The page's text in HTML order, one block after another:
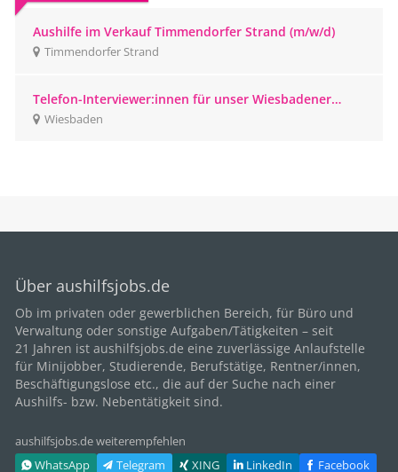
Aushilfe im Verkauf Timmendorfer Strand (m/w/d)
Timmendorfer Strand
Telefon-Interviewer:innen für unser Wiesbadener
CATI-Studio gesucht
Wiesbaden
Über aushilfsjobs.de
Ob im privaten oder gewerblichen Bereich, für Büro und
Verwaltung oder sonstige Aufgaben/Tätigkeiten – seit
21 Jahren ist aushilfsjobs.de eine zuverlässige Anlaufstelle
für Minijobber, Studierende, Berufstätige, Rentner/innen,
Beschäftigungslose etc., die auf der Suche nach einer
Aushilfs- bzw. Nebentätigkeit sind.
aushilfsjobs.de weiterempfehlen
WhatsApp
Telegram XING LinkedIn Facebook